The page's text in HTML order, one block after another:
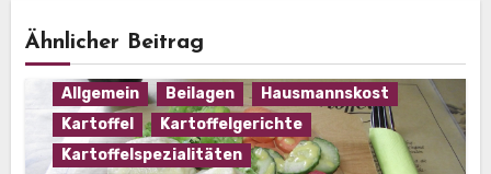
Ähnlicher Beitrag
Allgemein Beilagen
Hausmannskost
Kartoffel
Kartoffelgerichte
Kartoffelspezialitäten